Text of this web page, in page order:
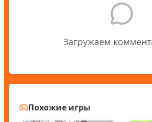
Загружаем
Похожие игры